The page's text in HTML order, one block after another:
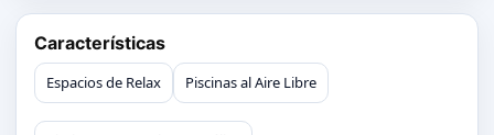
Características
Espacios de Relax Piscinas al Aire Libre